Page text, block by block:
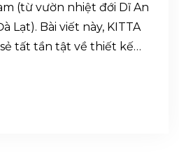
(từ vườn nhiệt đới Dĩ An
Lạt). Bài viết này, KITTA
sẻ tất tần tật về thiết kế…